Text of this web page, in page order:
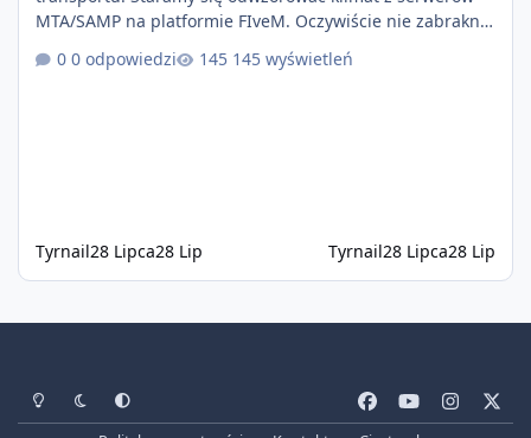
MTA/SAMP na platformie FIveM. Oczywiście nie zabraknie
kontentu dla graczy którzy chcą robić coś innego niż
jeździć ciężarówką. Projekt tworzony jest od podstaw z
0 odpowiedzi 145 wyświetleń
Tyrnail28 Lipca28 Lip Tyrnail28 Lipca28 Lip
Tryb jasnyTryb ciemnyPreferencje systemowe
a
o
n